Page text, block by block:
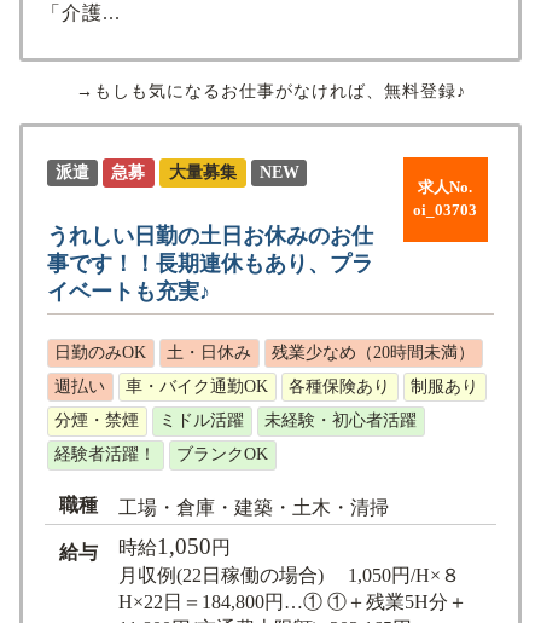
「介護...
→もしも気になるお仕事がなければ、無料登録♪
求人No.
oi_03703
派遣 急募 大量募集 NEW
うれしい日勤の土日お休みのお仕
事です！！長期連休もあり、プラ
イベートも充実♪
日勤のみOK 土・日休み
残業少なめ（20時間未満）
週払い
車・バイク通勤OK 各種保険あり
制服あり
分煙・禁煙
ミドル活躍
未経験・初心者活躍
経験者活躍！
ブランクOK
職種 工場・倉庫・建築・土木・清掃
給与 時給1,050円
月収例(22日稼働の場合) 1,050円/H×８
H×22日＝184,800円…① ①＋残業5H分＋